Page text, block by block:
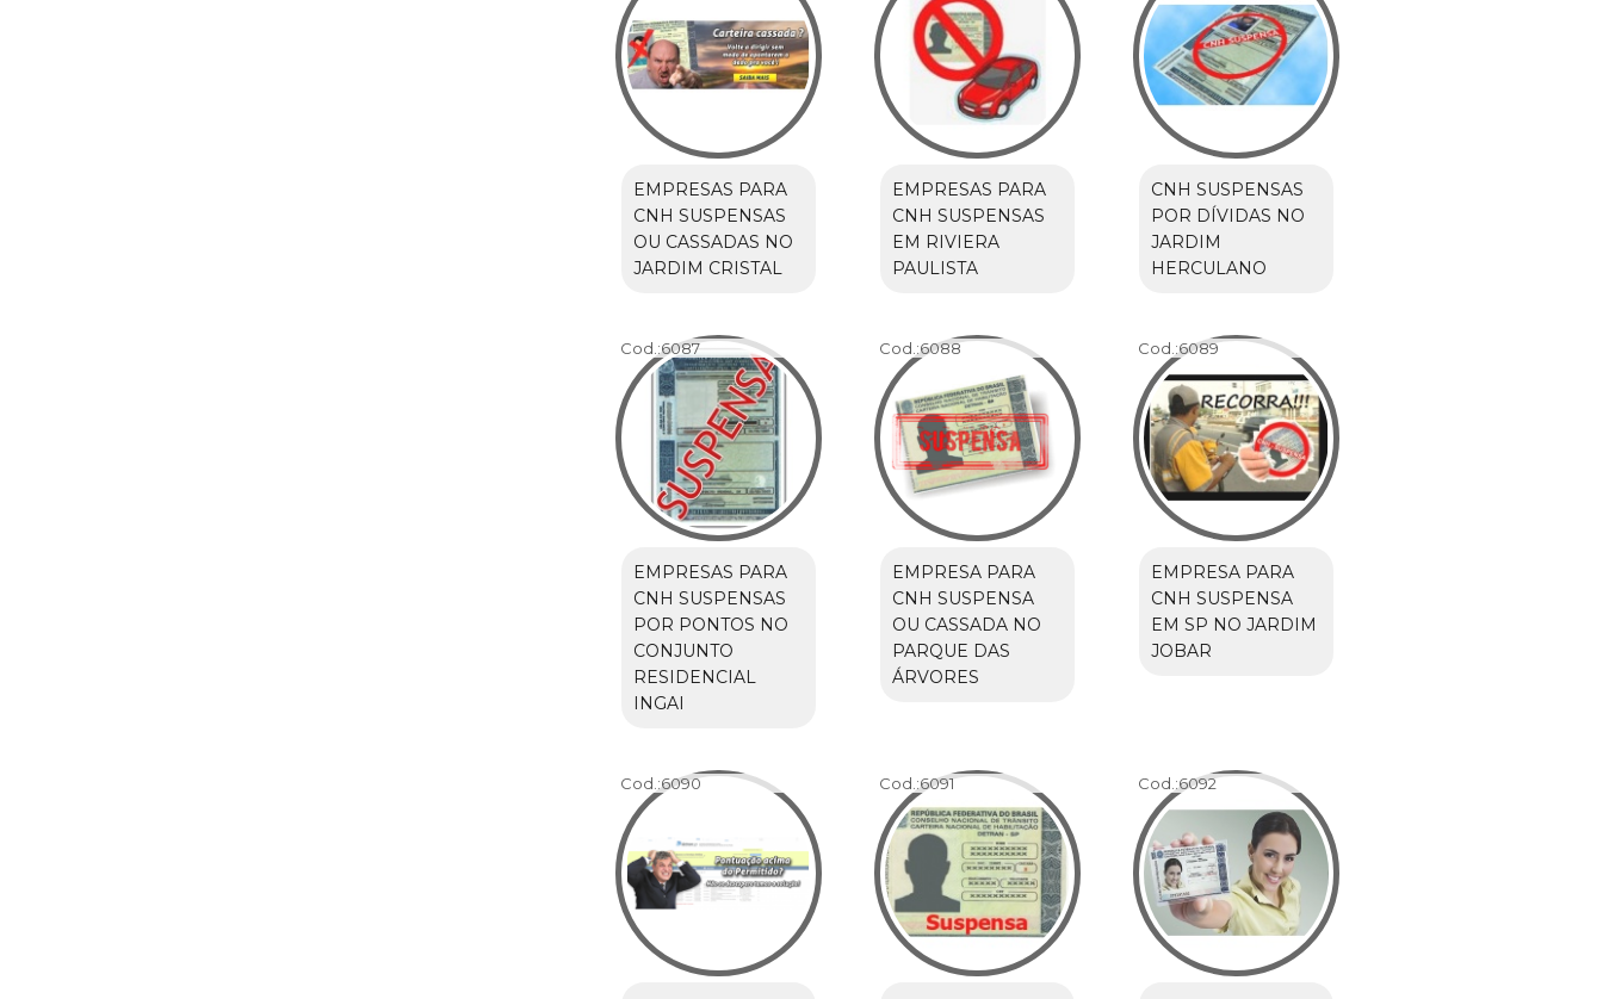
EMPRESAS PARA
CNH SUSPENSAS
OU CASSADAS NO
JARDIM CRISTAL
EMPRESAS PARA
CNH SUSPENSAS
EM RIVIERA
PAULISTA
CNH SUSPENSAS
POR DÍVIDAS NO
JARDIM
HERCULANO
Cod.:6087
EMPRESAS PARA
CNH SUSPENSAS
POR PONTOS NO
CONJUNTO
RESIDENCIAL
INGAI
Cod.:6088
EMPRESA PARA
CNH SUSPENSA
OU CASSADA NO
PARQUE DAS
ÁRVORES
Cod.:6089
EMPRESA PARA
CNH SUSPENSA
EM SP NO JARDIM
JOBAR
Cod.:6090 Cod.:6091 Cod.:6092